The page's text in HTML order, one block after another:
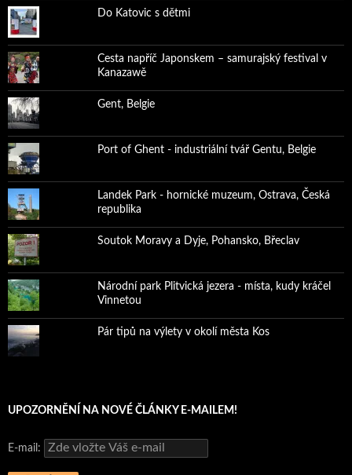
Do Katovic s dětmi
Cesta napříč Japonskem – samurajský festival v
Kanazawě
Gent, Belgie
Port of Ghent - industriální tvář Gentu, Belgie
Landek Park - hornické muzeum, Ostrava, Česká
republika
Soutok Moravy a Dyje, Pohansko, Břeclav
Národní park Plitvická jezera - místa, kudy kráčel
Vinnetou
Pár tipů na výlety v okolí města Kos
UPOZORNĚNÍ NA NOVÉ ČLÁNKY E-MAILEM!
E-mail: